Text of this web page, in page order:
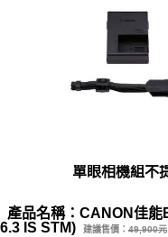
單眼相機組不
產品名稱：CANON佳
6.3 IS STM)
建議售價： 49,900元